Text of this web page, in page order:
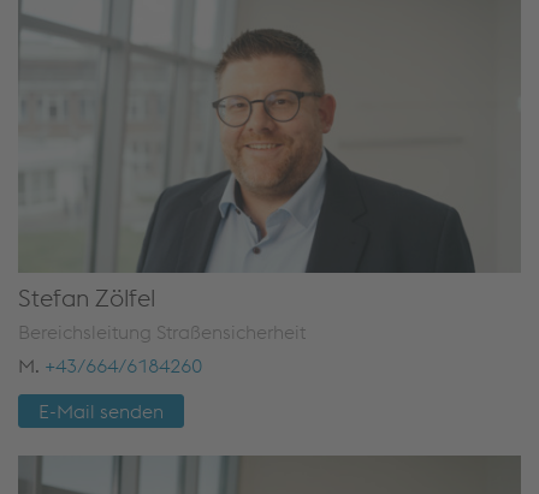
Stefan Zölfel
Bereichsleitung Straßensicherheit
M. +43/664/6184260
E-Mail senden